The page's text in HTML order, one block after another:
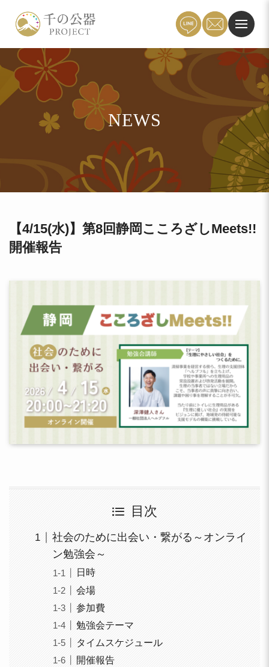
NEWS
【4/15(水)】第8回静岡こころざしMeets!!
開催報告
目次
社会のために出会い・繋がる～オンライ
ン勉強会～
日時
会場
参加費
勉強会テーマ
タイムスケジュール
開催報告